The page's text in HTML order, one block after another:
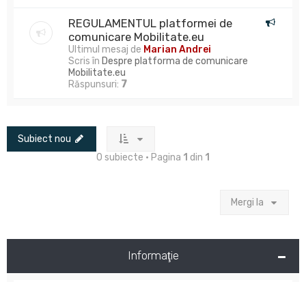
REGULAMENTUL platformei de
comunicare Mobilitate.eu
Ultimul mesaj de Marian Andrei
Scris în Despre platforma de comunicare
Mobilitate.eu
Răspunsuri: 7
Subiect nou
0 subiecte • Pagina 1 din 1
Mergi la
Informaţie